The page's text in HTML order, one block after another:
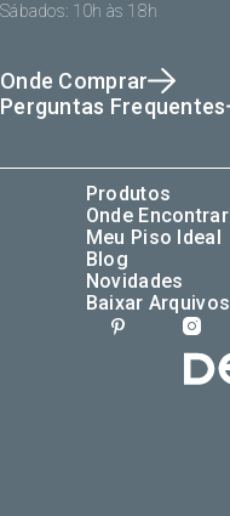
Sábados: 10h às 18h
Onde Comprar
Perguntas Frequentes
Produtos
Onde Encontrar
Meu Piso Ideal
Blog
Novidades
Baixar Arquivos